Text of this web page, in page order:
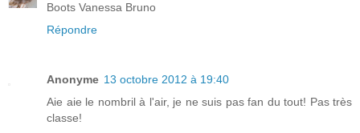
Boots Vanessa Bruno
Répondre
Anonyme 13 octobre 2012 à 19:40
Aie aie le nombril à l'air, je ne suis pas fan du tout! Pas très
classe!